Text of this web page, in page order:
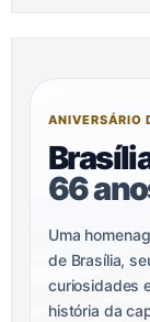
ANIVERSÁRIO
66
Uma
de Brasília,
curiosidades
história da